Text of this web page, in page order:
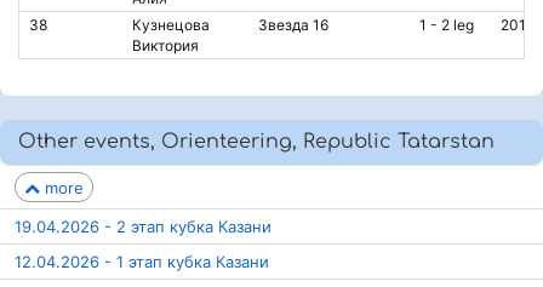
38
Кузнецова
Виктория
Звезда 16 1 - 2 leg 2014
Other events, Orienteering, Republic Tatarstan
more
19.04.2026 - 2 этап кубка Казани
12.04.2026 - 1 этап кубка Казани